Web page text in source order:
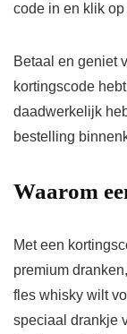
code in en klik
Betaal en geniet
kortingscode
daadwerkelijk
bestelling
Waarom
Met een
premium
fles whisky wilt
speciaal drankje